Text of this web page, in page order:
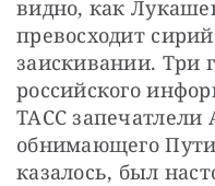
видно, как
превосходит
заискивании. Три
российского
ТАСС запечатлели
обнимающего
казалось, был